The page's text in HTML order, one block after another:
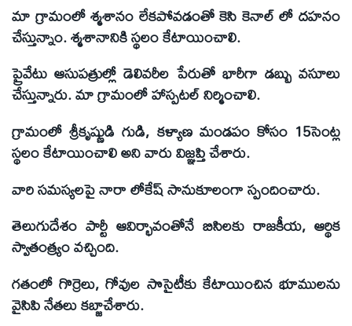
మా గ్రామంలో శ్మశానం లేకపోవడంతో కెసి కెనాల్ లో దహనం
చేస్తున్నాం. శ్మశానానికి స్థలం కేటాయించాలి.
ప్రైవేటు ఆసుపత్రుల్లో డెలివరీల పేరుతో భారీగా డబ్బు వసూలు
చేస్తున్నారు. మా గ్రామంలో హాస్పటల్ నిర్మించాలి.
గ్రామంలో శ్రీకృష్ణుడి గుడి, కళ్యాణ మండపం కోసం 15సెంట్ల
స్థలం కేటాయించాలి అని వారు విజ్ఞప్తి చేశారు.
వారి సమస్యలపై నారా లోకేష్ సానుకూలంగా స్పందించారు.
తెలుగుదేశం పార్టీ ఆవిర్భావంతోనే బిసిలకు రాజకీయ, ఆర్థిక
స్వాతంత్ర్యం వచ్చింది.
గతంలో గొర్రెలు, గోవుల సొసైటీకు కేటాయించిన భూములను
వైసిపి నేతలు కబ్జాచేశారు.